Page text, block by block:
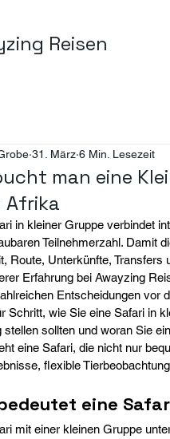
Reisen
man eine
Afrika
31. März 6 Min. Lesezeit
in kleiner Gruppe verbindet
Teilnehmerzahl. Damit
Route, Unterkünfte,
Erfahrung bei Awayzing
Entscheidungen vor
Schritt, wie Sie eine Safari in
stellen sollten und woran Sie
eine Safari, die nicht nur
flexible
eine
mit einer kleinen Gruppe